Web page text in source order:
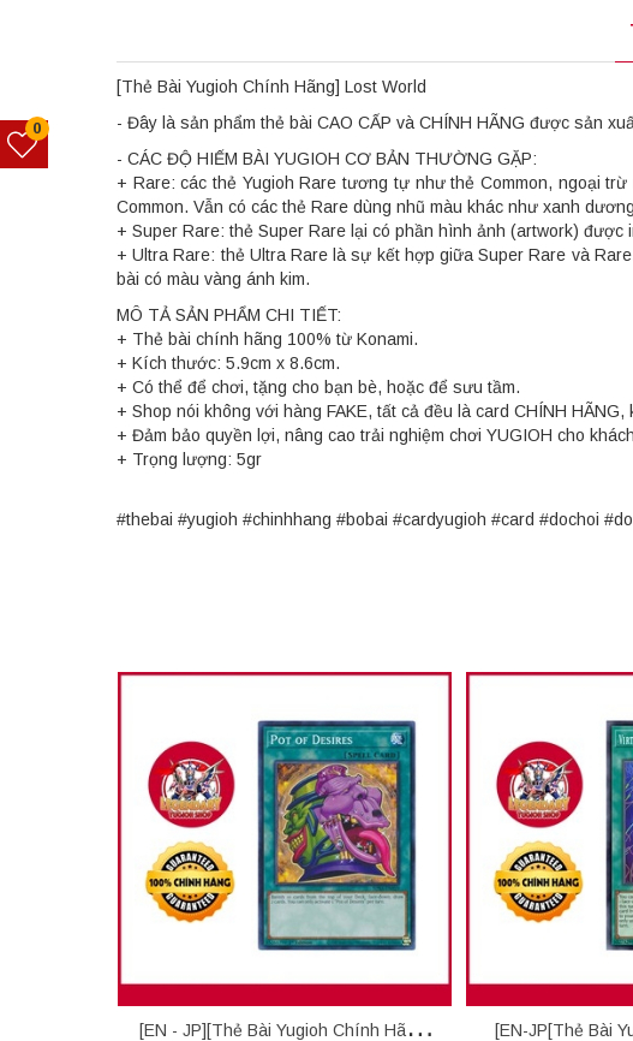
[Thẻ Bài Yugioh Chính Hãng] Lost World
- Đây là sản phẩm thẻ bài CAO CẤP và CHÍNH HÃNG được sản
- CÁC ĐỘ HIẾM BÀI YUGIOH CƠ BẢN THƯỜNG GẶP:
+ Rare: các thẻ Yugioh Rare tương tự như thẻ Common, ngoại
Common. Vẫn có các thẻ Rare dùng nhũ màu khác như xanh
+ Super Rare: thẻ Super Rare lại có phần hình ảnh (artwork) được
+ Ultra Rare: thẻ Ultra Rare là sự kết hợp giữa Super Rare và
bài có màu vàng ánh kim.
MÔ TẢ SẢN PHẨM CHI TIẾT:
+ Thẻ bài chính hãng 100% từ Konami.
+ Kích thước: 5.9cm x 8.6cm.
+ Có thể để chơi, tặng cho bạn bè, hoặc để sưu tầm.
+ Shop nói không với hàng FAKE, tất cả đều là card CHÍNH
+ Đảm bảo quyền lợi, nâng cao trải nghiệm chơi YUGIOH cho
+ Trọng lượng: 5gr
#thebai #yugioh #chinhhang #bobai #cardyugioh #card #dochoi
[EN - JP][Thẻ Bài Yugioh Chính Hãng] [EN-JP[Thẻ Bài
0